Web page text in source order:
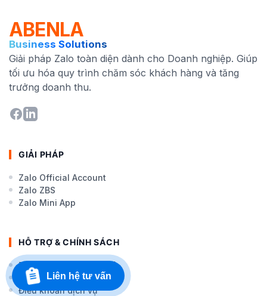
ABENLA
Business Solutions
Giải pháp Zalo toàn diện dành cho Doanh nghiệp. Giúp
tối ưu hóa quy trình chăm sóc khách hàng và tăng
trưởng doanh thu.
GIẢI PHÁP
Zalo Official Account
Zalo ZBS
Zalo Mini App
HỖ TRỢ & CHÍNH SÁCH
Tài liệu hướng dẫn (API)
Chính sách bảo mật
Điều khoản dịch vụ
Liên hệ tư vấn